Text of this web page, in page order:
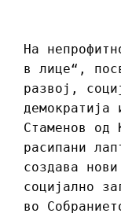
На
в лице“,
развој,
Стаменов од
расипани
создава
социјално
во